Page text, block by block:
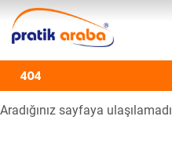
404
Aradığınız sayfaya ulaşılamadı